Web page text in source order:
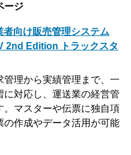
ージ
者向け販売管理システム
2nd Edition トラックスタ
理から実績管理まで、一
対応し、運送業の経営管
。マスターや伝票に独自項
の作成やデータ活用が可能